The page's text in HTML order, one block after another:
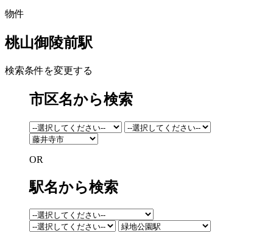
物件
桃山御陵前駅
検索条件を変更する
市区名から検索
OR
駅名から検索